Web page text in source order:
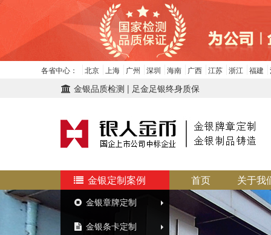
各省中心： 北京 上海 广州 深圳 海南 广西 江苏 浙江 福建
金银品质检测 | 足金足银终身质保
金银定制案例
金银章牌定制
金银条卡定制
首页 关于我